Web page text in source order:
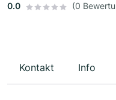
0.0
(0
Kontakt Info